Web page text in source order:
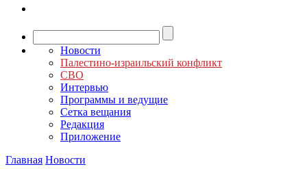
Новости
Палестино-израильский конфликт
СВО
Интервью
Программы и ведущие
Сетка вещания
Редакция
Приложение
Главная Новости